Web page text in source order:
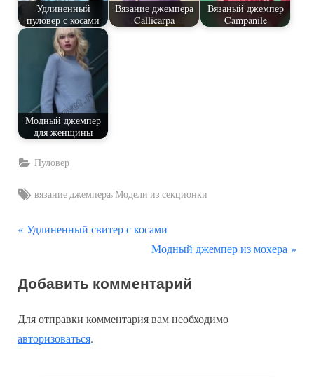
Удлиненный
пуловер с косами
Вязание джемпера
Callicarpa
Вязаный джемпер
Campanile
Модный джемпер
для женщины
Пуловер
Tags:
вязание джемпера,Модели из секционки
Навигация
записям
П
д
д
у
Удлиненный свитер с косами
С
е
у
Модный джемпер из мохера
Добавить комментарий
Для отправки комментария вам необходимо
авторизоваться.